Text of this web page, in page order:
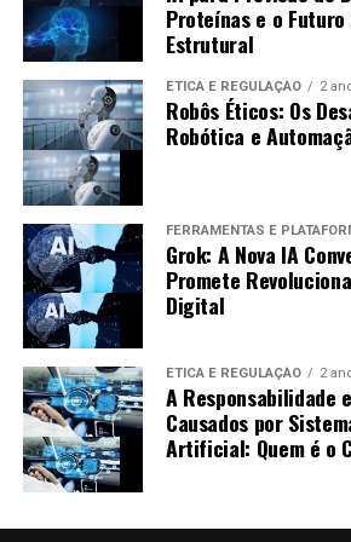
Crescimento Rápido:
Conteúdo Engajador:Os
conectados, levando a uma alta
Baixo Custo de Produção:
manter os custos baixos ao
automatizar a produção.
Dicas para Começar a
Produção de Podcasts
Para quem deseja iniciar, aqui estão
Pesquise Ferramentas:
ferramentas que se adequem
Proteínas e o
Estrutural
ÉTICA E REGULAÇÃO 2
Robôs Éticos: Os
Robótica e
FERRAMENTAS E
Grok: A Nova IA
Promete
Digital
ÉTICA E REGULAÇÃO 2
A Responsabilidade
Causados por
Artificial: Quem é o